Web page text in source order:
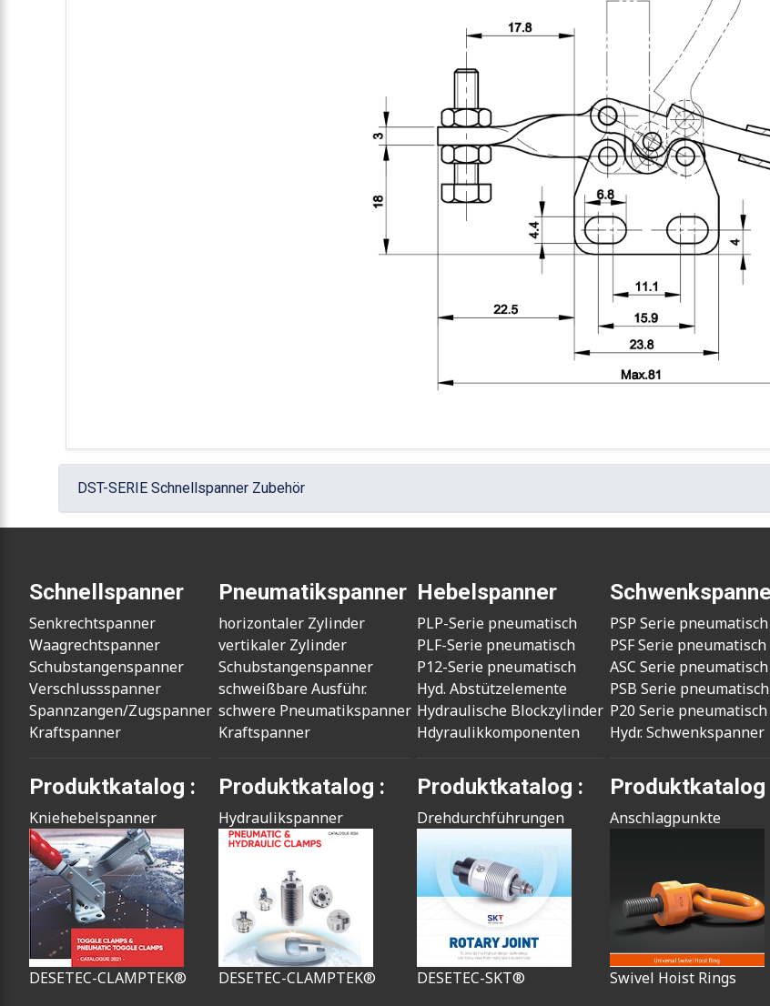
DST-SERIE Schnellspanner Zubehör
Schnellspanner
Senkrechtspanner
Waagrechtspanner
Schubstangenspanner
Verschlussspanner
Spannzangen/Zugspanner
Kraftspanner
Produktkatalog :
Kniehebelspanner
DESETEC-CLAMPTEK®
Pneumatikspanner
horizontaler Zylinder
vertikaler Zylinder
Schubstangenspanner
schweißbare Ausführ.
schwere Pneumatikspanner
Kraftspanner
Produktkatalog :
Hydraulikspanner
DESETEC-CLAMPTEK®
Hebelspanner
PLP-Serie pneumatisch
PLF-Serie pneumatisch
P12-Serie pneumatisch
Hyd. Abstützelemente
Hydraulische Blockzylinder
Hdyraulikkomponenten
Produktkatalog :
Drehdurchführungen
DESETEC-SKT®
PSP Serie pneumatisch
PSF Serie pneumatisch
ASC Serie pneumatisch
PSB Serie pneumatisch
P20 Serie pneumatisch
Hydr. Schwenkspanner
Produktkatalog
Anschlagpunkte
Swivel Hoist Rings